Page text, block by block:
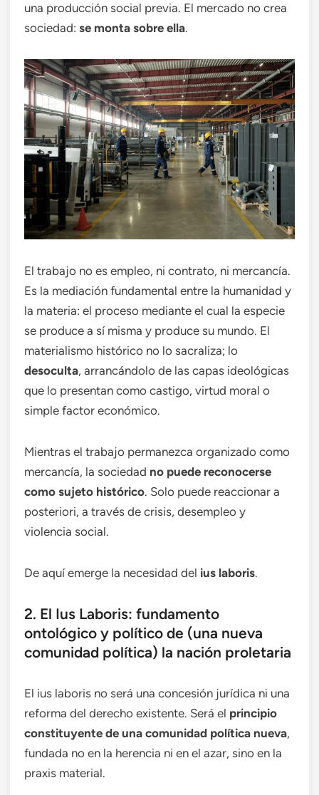
una producción social previa. El mercado no crea
sociedad: se monta sobre ella.
El trabajo no es empleo, ni contrato, ni mercancía.
Es la mediación fundamental entre la humanidad y
la materia: el proceso mediante el cual la especie
se produce a sí misma y produce su mundo. El
materialismo histórico no lo sacraliza; lo
desoculta, arrancándolo de las capas ideológicas
que lo presentan como castigo, virtud moral o
simple factor económico.
Mientras el trabajo permanezca organizado como
mercancía, la sociedad no puede reconocerse
como sujeto histórico. Solo puede reaccionar a
posteriori, a través de crisis, desempleo y
violencia social.
De aquí emerge la necesidad del ius laboris.
2. El Ius Laboris: fundamento
ontológico y político de (una nueva
comunidad política) la nación proletaria
El ius laboris no será una concesión jurídica ni una
reforma del derecho existente. Será el principio
constituyente de una comunidad política nueva,
fundada no en la herencia ni en el azar, sino en la
praxis material.